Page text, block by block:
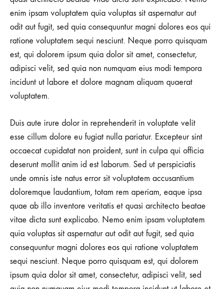
enim ipsam voluptatem quia voluptas sit aspernatur aut
odit aut fugit, sed quia consequuntur magni dolores eos qui
ratione voluptatem sequi nesciunt. Neque porro quisquam
est, qui dolorem ipsum quia dolor sit amet, consectetur,
adipisci velit, sed quia non numquam eius modi tempora
incidunt ut labore et dolore magnam aliquam quaerat
voluptatem.
Duis aute irure dolor in reprehenderit in voluptate velit
esse cillum dolore eu fugiat nulla pariatur. Excepteur sint
occaecat cupidatat non proident, sunt in culpa qui officia
deserunt mollit anim id est laborum. Sed ut perspiciatis
unde omnis iste natus error sit voluptatem accusantium
doloremque laudantium, totam rem aperiam, eaque ipsa
quae ab illo inventore veritatis et quasi architecto beatae
vitae dicta sunt explicabo. Nemo enim ipsam voluptatem
quia voluptas sit aspernatur aut odit aut fugit, sed quia
consequuntur magni dolores eos qui ratione voluptatem
sequi nesciunt. Neque porro quisquam est, qui dolorem
ipsum quia dolor sit amet, consectetur, adipisci velit, sed